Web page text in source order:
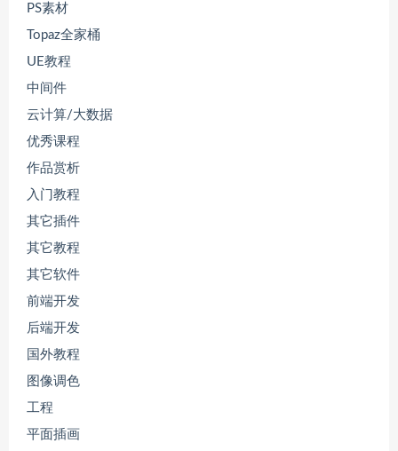
PS素材
Topaz全家桶
UE教程
中间件
云计算/大数据
优秀课程
作品赏析
入门教程
其它插件
其它教程
其它软件
前端开发
后端开发
国外教程
图像调色
工程
平面插画